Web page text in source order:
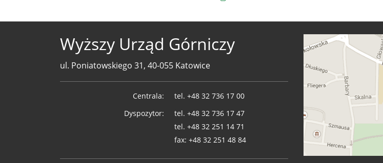
Wyższy Urząd Górniczy
ul. Poniatowskiego 31, 40-055 Katowice
Centrala: tel. +48 32 736 17 00
Dyspozytor:
tel. +48 32 736 17 47
tel. +48 32 251 14 71
fax: +48 32 251 48 84